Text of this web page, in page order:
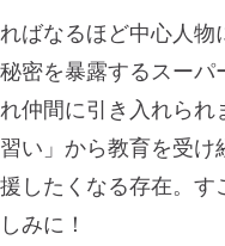
ばなるほど中心人物
密を暴露するスーパ
仲間に引き入れられ
い」から教育を受け
したくなる存在。す
みに！